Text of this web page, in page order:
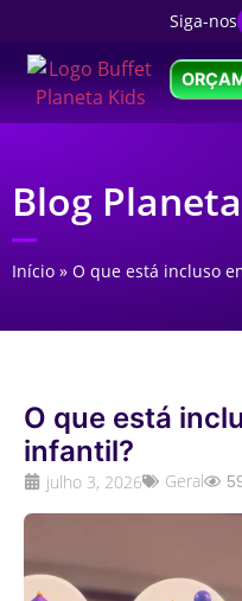
Siga-nos
Blog
Início » O que está incluso
O que está
infantil?
julho 3, 2026 Geral